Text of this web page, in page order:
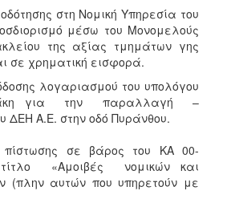
στη Νομική Υπηρεσία του
μέσω του Μονομελούς
της αξίας τμημάτων γης
σε χρηματική εισφορά.
λογαριασμού του υπολόγου
για την παραλλαγή –
ΔΕΗ Α.Ε. στην οδό Πυράνθου.
πίστωσης σε βάρος του ΚΑ 00-
«Αμοιβές νομικών και
(πλην αυτών που υπηρετούν με